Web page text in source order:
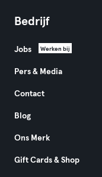
Bedrijf
Jobs Werken bij
Pers & Media
Contact
Blog
Ons Merk
Gift Cards & Shop